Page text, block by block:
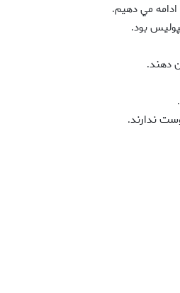
مي دهيم.
بود.
دهند.
.
ندارند.